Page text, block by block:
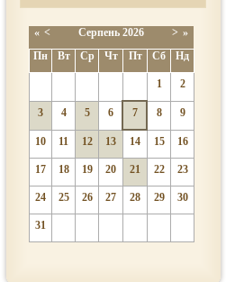
« < Серпень2026 > »
Пн
Вт Ср Чт Пт Сб Нд
1 2
3 4 5 6 7 8 9
10 11 12 13 14 15 16
17 18 19 20 21 22 23
24 25 26 27 28 29 30
31